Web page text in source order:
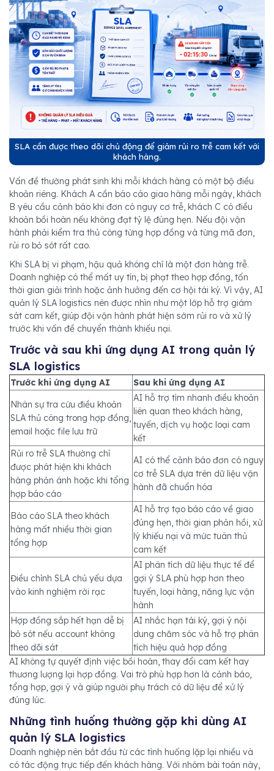
SLA cần được theo dõi chủ động để giảm rủi ro trễ cam kết với
khách hàng.
Vấn đề thường phát sinh khi mỗi khách hàng có một bộ điều
khoản riêng. Khách A cần báo cáo giao hàng mỗi ngày, khách
B yêu cầu cảnh báo khi đơn có nguy cơ trễ, khách C có điều
khoản bồi hoàn nếu không đạt tỷ lệ đúng hẹn. Nếu đội vận
hành phải kiểm tra thủ công từng hợp đồng và từng mã đơn,
rủi ro bỏ sót rất cao.
Khi SLA bị vi phạm, hậu quả không chỉ là một đơn hàng trễ.
Doanh nghiệp có thể mất uy tín, bị phạt theo hợp đồng, tốn
thời gian giải trình hoặc ảnh hưởng đến cơ hội tái ký. Vì vậy, AI
quản lý SLA logistics nên được nhìn như một lớp hỗ trợ giám
sát cam kết, giúp đội vận hành phát hiện sớm rủi ro và xử lý
trước khi vấn đề chuyển thành khiếu nại.
Trước và sau khi ứng dụng AI trong quản lý
SLA logistics
Trước khi ứng dụng AI
Sau khi ứng dụng AI
Nhân sự tra cứu điều khoản
SLA thủ công trong hợp đồng,
email hoặc file lưu trữ
AI hỗ trợ tìm nhanh điều khoản
liên quan theo khách hàng,
tuyến, dịch vụ hoặc loại cam
kết
Rủi ro trễ SLA thường chỉ
được phát hiện khi khách
hàng phản ánh hoặc khi tổng
hợp báo cáo
AI có thể cảnh báo đơn có nguy
cơ trễ SLA dựa trên dữ liệu vận
hành đã chuẩn hóa
Báo cáo SLA theo khách
hàng mất nhiều thời gian
tổng hợp
AI hỗ trợ tạo báo cáo về giao
đúng hẹn, thời gian phản hồi, xử
lý khiếu nại và mức tuân thủ
cam kết
Điều chỉnh SLA chủ yếu dựa
vào kinh nghiệm rời rạc
AI phân tích dữ liệu thực tế để
gợi ý SLA phù hợp hơn theo
tuyến, loại hàng, năng lực vận
hành
Hợp đồng sắp hết hạn dễ bị
bỏ sót nếu account không
theo dõi sát
AI nhắc hạn tái ký, gợi ý nội
dung chăm sóc và hỗ trợ phân
tích hiệu quả hợp đồng
AI không tự quyết định việc bồi hoàn, thay đổi cam kết hay
thương lượng lại hợp đồng. Vai trò phù hợp hơn là cảnh báo,
tổng hợp, gợi ý và giúp người phụ trách có dữ liệu để xử lý
đúng lúc.
Những tình huống thường gặp khi dùng AI
quản lý SLA logistics
Doanh nghiệp nên bắt đầu từ các tình huống lặp lại nhiều và
có tác động trực tiếp đến khách hàng. Với nhóm bài toán này,